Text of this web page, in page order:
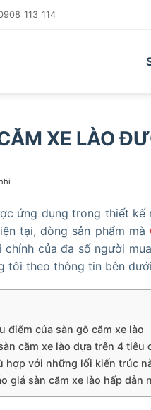
113 114
XE LÀO
ứng dụng trong thiết
tại, dòng sản phẩm mà
của đa số người
tôi theo thông tin bên
điểm của sàn gỗ căm xe lào
căm xe lào dựa trên 4 tiêu
hợp với những lối kiến trúc
giá sàn căm xe lào hấp dẫn